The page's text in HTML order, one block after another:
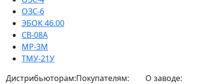
ОЗС-6
ЭБОК 46.00
СВ-08А
МР-3М
ТМУ-21У
Дистрибьюторам:Покупателям:
О заводе: